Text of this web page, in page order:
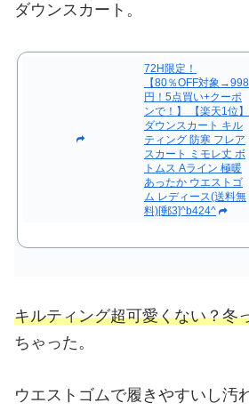
ダウンスカート。
72H限定！
【80％OFF対象→998
円！5点買い+クーポ
ンで！】 【楽天1位】
ダウンスカート キル
ティング 防寒 フレア
スカート ミモレ丈 ボ
トムス Aライン 極暖
あったか ウエストゴ
ム レディース(送料無
料)[郵3]^b424^
キルティング超可愛くない？冬
ちゃった。
ウエストゴムで履きやすいし汚